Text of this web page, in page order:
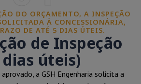
DO ORÇAMENTO, A INSPEÇÃO
À CONCESSIONÁRIA,
DE ATÉ 5 DIAS ÚTEIS.
de Inspeção
dias úteis)
a GSH Engenharia solicita a